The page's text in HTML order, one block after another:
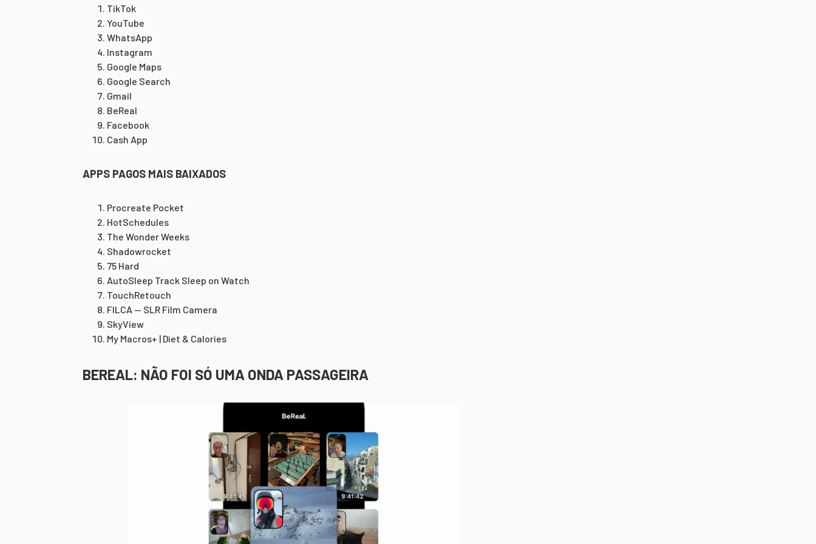
TikTok
YouTube
WhatsApp
Instagram
Google Maps
Google Search
Gmail
BeReal
Facebook
Cash App
APPS PAGOS MAIS BAIXADOS
Procreate Pocket
HotSchedules
The Wonder Weeks
Shadowrocket
75 Hard
AutoSleep Track Sleep on Watch
TouchRetouch
FILCA — SLR Film Camera
SkyView
My Macros+ | Diet & Calories
BEREAL: NÃO FOI SÓ UMA ONDA PASSAGEIRA